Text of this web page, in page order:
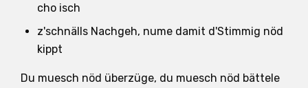
cho isch
z'schnälls Nachgeh, nume damit d'Stimmig nöd
kippt
Du muesch nöd überzüge, du muesch nöd bättele